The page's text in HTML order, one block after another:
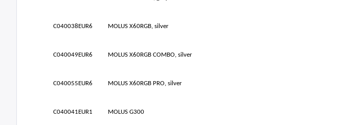
C040038EUR6 MOLUS X60RGB, silver
C040049EUR6 MOLUS X60RGB COMBO, silver
C040055EUR6 MOLUS X60RGB PRO, silver
C040041EUR1 MOLUS G300